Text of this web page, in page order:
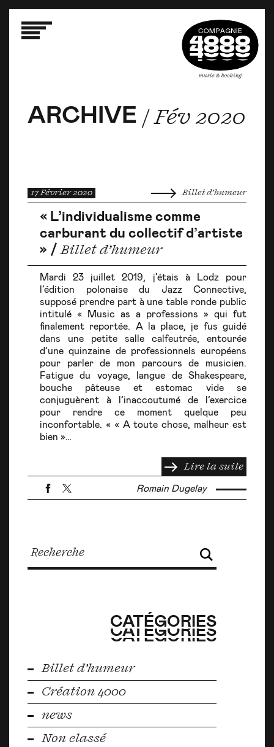
ARCHIVE / Fév 2020
ARCHIVE / Fév 2020
ARCHIVE / Fév 2020
17 Février 2020 Billet d’humeur
« L’individualisme comme
carburant du collectif d’artiste
» / Billet d’humeur
Mardi 23 juillet 2019, j’étais à Lodz pour
l’édition polonaise du Jazz Connective,
supposé prendre part à une table ronde public
intitulé « Music as a professions » qui fut
finalement reportée. A la place, je fus guidé
dans une petite salle calfeutrée, entourée
d’une quinzaine de professionnels européens
pour parler de mon parcours de musicien.
Fatigue du voyage, langue de Shakespeare,
bouche pâteuse et estomac vide se
conjuguèrent à l’inaccoutumé de l’exercice
pour rendre ce moment quelque peu
inconfortable. « « A toute chose, malheur est
bien »…
Lire la suite
Romain Dugelay
CATÉGORIES
CATÉGORIES
CATÉGORIES
Billet d’humeur
Création 4000
news
Non classé